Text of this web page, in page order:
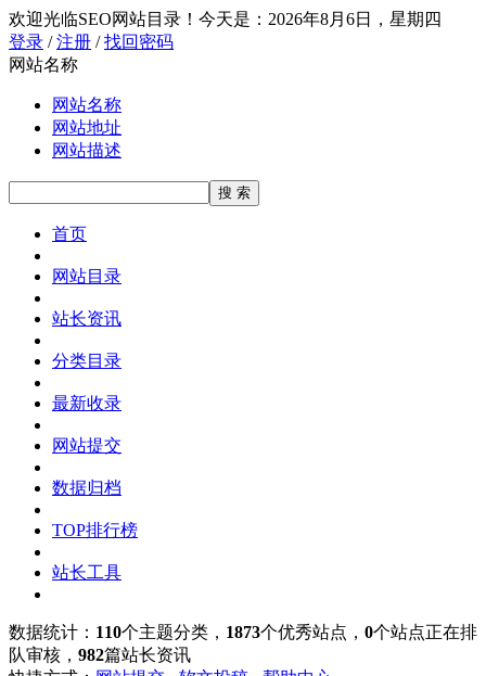
欢迎光临SEO网站目录！ 今天是：2026年8月6日，星期四
登录 /注册 /找回密码
网站名称
网站名称
网站地址
网站描述
首页
网站目录
站长资讯
分类目录
最新收录
网站提交
数据归档
TOP排行榜
站长工具
数据统计： 110个主题分类， 1873个优秀站点， 0个站点正在排
队审核， 982篇站长资讯